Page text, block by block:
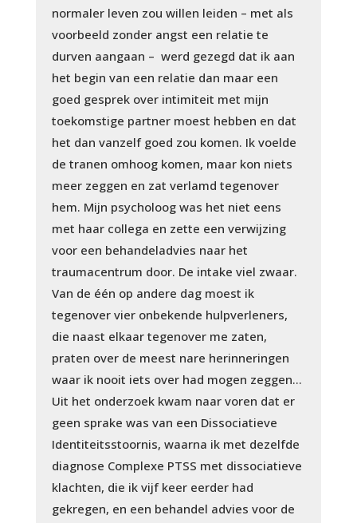
normaler leven zou willen leiden – met als
voorbeeld zonder angst een relatie te
durven aangaan – werd gezegd dat ik aan
het begin van een relatie dan maar een
goed gesprek over intimiteit met mijn
toekomstige partner moest hebben en dat
het dan vanzelf goed zou komen. Ik voelde
de tranen omhoog komen, maar kon niets
meer zeggen en zat verlamd tegenover
hem. Mijn psycholoog was het niet eens
met haar collega en zette een verwijzing
voor een behandeladvies naar het
traumacentrum door. De intake viel zwaar.
Van de één op andere dag moest ik
tegenover vier onbekende hulpverleners,
die naast elkaar tegenover me zaten,
praten over de meest nare herinneringen
waar ik nooit iets over had mogen zeggen…
Uit het onderzoek kwam naar voren dat er
geen sprake was van een Dissociatieve
Identiteitsstoornis, waarna ik met dezelfde
diagnose Complexe PTSS met dissociatieve
klachten, die ik vijf keer eerder had
gekregen, en een behandel advies voor de